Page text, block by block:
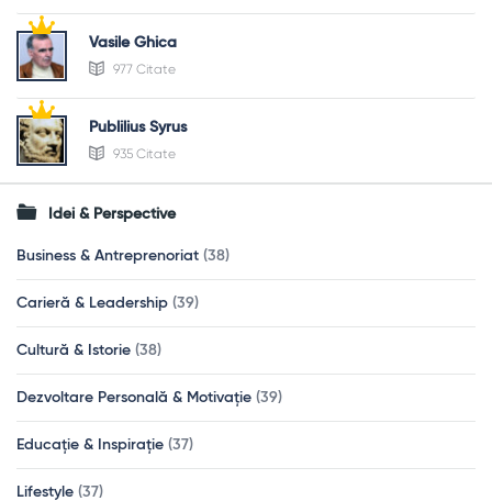
Vasile Ghica
977 Citate
Publilius Syrus
935 Citate
Idei & Perspective
Business & Antreprenoriat (38)
Carieră & Leadership (39)
Cultură & Istorie (38)
Dezvoltare Personală & Motivație (39)
Educație & Inspirație (37)
Lifestyle (37)